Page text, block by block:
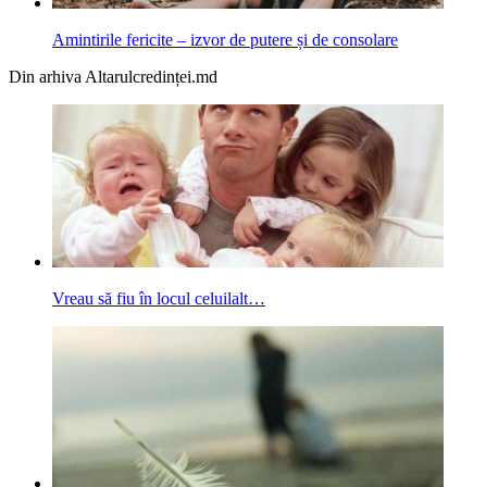
Amintirile fericite – izvor de putere și de consolare
Din arhiva Altarulcredinței.md
Vreau să fiu în locul celuilalt…